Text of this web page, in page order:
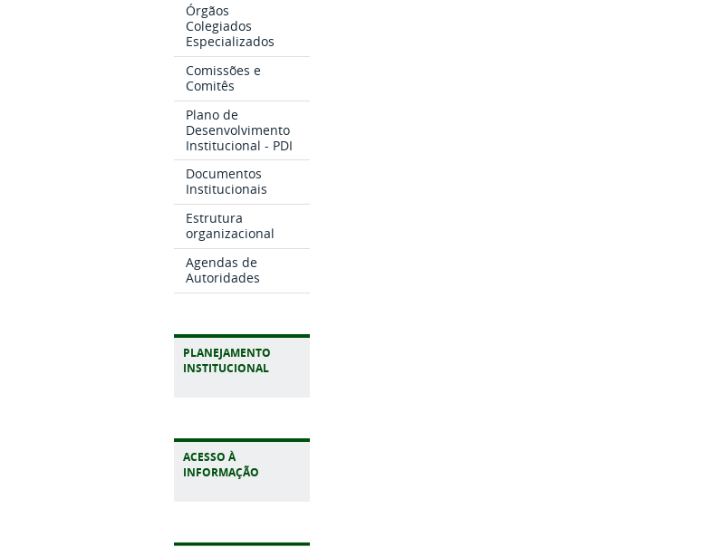
Órgãos
Colegiados
Especializados
Comissões e
Comitês
Plano de
Desenvolvimento
Institucional - PDI
Documentos
Institucionais
Estrutura
organizacional
Agendas de
Autoridades
PLANEJAMENTO
INSTITUCIONAL
ACESSO À
INFORMAÇÃO